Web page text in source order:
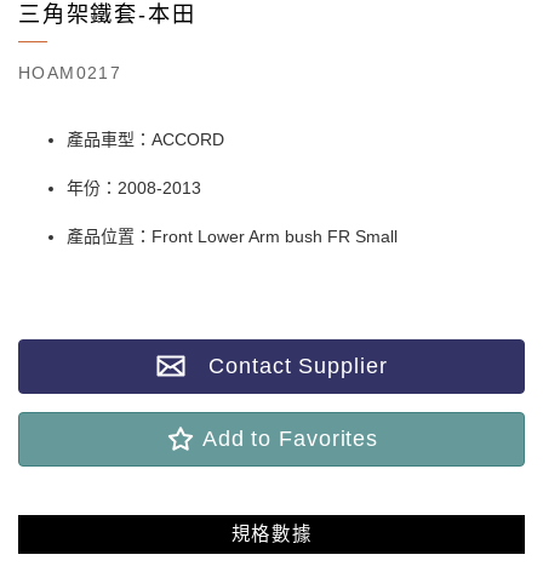
三角架鐵套-本田
HOAM0217
產品車型：ACCORD
年份：2008-2013
產品位置：Front Lower Arm bush FR Small
Contact Supplier
Add to Favorites
規格數據